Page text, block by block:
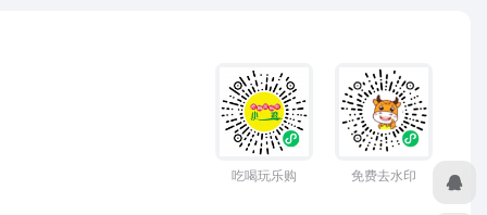
吃喝玩乐购 免费去水印